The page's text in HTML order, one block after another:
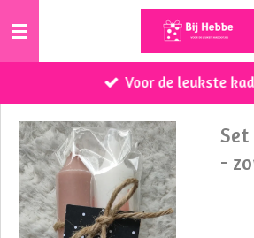
Ga
de
hoofdinhoud
Voor de leukste
Set
-